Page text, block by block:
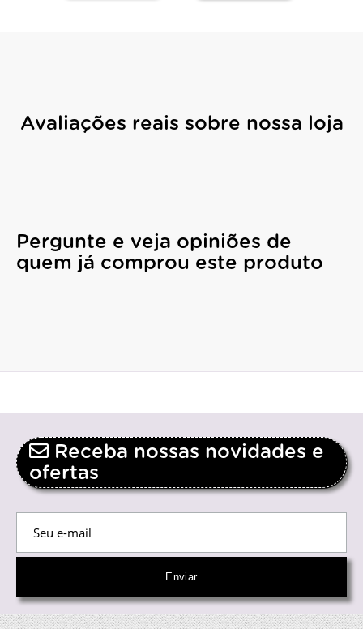
Avaliações reais sobre nossa loja
Pergunte e veja opiniões de
quem já comprou este produto
Receba nossas novidades e
ofertas